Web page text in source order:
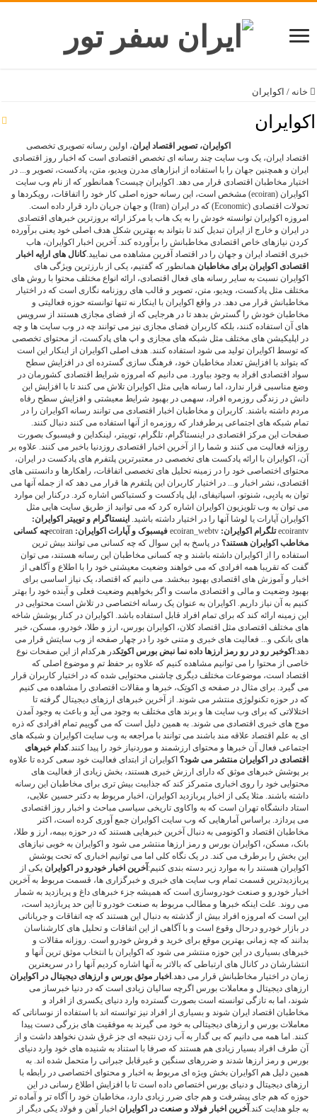
خانه / اکوایران
اکوایران
اکوایران، تصویر اقتصاد ایران، اولین رسانه تصویری تخصصی
اقتصاد ایران، یک وب سایت چند رسانه ای تخصص اقتصادی است که اخبار روز اقتصادی
ایران و همچنین جهان را با استفاده از ابزارهای مدرن ویدیو، متن، پادکست، تصویر و... در
اختیار مخاطبان اقتصادی قرار می دهد. اکوایران چیست؟ همانطور که از نام وب سایت
اکوایران (ecoiran) مشخص است، این رسانه حوزه اصلی کار خود را اتفاقات، رویکردها و
تحولات اقتصادی (Economic) که در ایران (Iran) و جهان جریان دارد قرار داده است.
امروزه اکوایران توانسته خودش را به یک هاب یا مرکز ارائه بروزترین خبرهای اقتصادی
در ایران و خارج از ایران تبدیل کند تا بتواند به بهترین شکل هدف اصلی خود یعنی برآورده
کردن نیازهای خاص اقتصادی مخاطبانش را برآورده کند. آخرین اخبار اکوایران، هاب
خبری اقتصاد ایران و جهان را در اقتصاد آفرین مشاهده می نمایید.کانال های ارایه اخبار
اقتصادی اکوایران برای مخاطبانهمانطور که گفتیم، یکی از بارزترین ویژگی های
اکوایران نسبت به سایر رسانه های فعال اقتصادی، ارائه انواع مختلف محتوا با روش های
مختلف مثل پادکست، ویدیو، متن، تصویر و قالب های روزنامه نگاری است که در اختیار
مخاطبانش قرار می دهد. در واقع اکوایران با اینکار نه تنها توانسته حوزه فعالیتی و
مخاطبان خودش را گسترش بدهد تا در هرجایی که از فضای مجازی هستند از سرویس
های آن استفاده کنند، بلکه کاربران فضای مجازی نیز می توانند چه در وب سایت ها و چه
در اپلیکیشن های مختلف مثل شبکه های مجازی و اپ های پادکست، از محتوای تخصصی
که توسط اکوایران تولید می شود استفاده کنند. هدف اصلی اکوایران از اینکار این است
که بتواند با افزایش تعداد مخاطبان خود، فرهنگ سازی گسترده ای در افزایش سطح
سواد اقتصادی افراد به وجود بیاورد. می دانیم که امروزه شرایط اقتصادی کشورمان در
وضع مناسبی قرار ندارد، اما رسانه هایی مثل اکوایران تلاش می کنند تا با افزایش این
دانش در زندگی روزمره افراد، سهمی در بهبود شرایط معیشتی و افزایش سطح رفاه
مردم داشته باشند. کاربران و مخاطبان اخبار اقتصادی می توانند رسانه اکوایران را در
تمام شبکه های اجتماعی پرطرفدار که روزمره از آنها استفاده می کنند دنبال کنند.
صفحات این مرکز اقتصادی در اینستاگرام، تلگرام، توییتر، لینکداین و فیسبوک بصورت
روزانه فعالیت می کنند و شما را از آخرین اخبار اقتصادی روزدنیا باخبر می کنند. علاوه بر
آن، اکوایران با ارائه پادکست های تخصصی در معتبرترین پلتفرم های پادکست در ایران،
محتوای اختصاصی خود را در زمینه تحلیل های تخصصی اتفاقات، راهکارها و دانستنی های
اقتصادی، نشر اخبار و... در اختیار کاربران این پلتفرم ها قرار می دهد که از جمله آنها می
توان به پادبِی، شنوتو، اسپاتیفای، اپل پادکست و کستباکس اشاره کرد. درکنار این موارد
می توان به وب تلویزیون اکوایران اشاره کرد که می توانید از طریق سایت هایی مثل
اکوایران آپارات یا لوشا آنها را در اختیار داشته باشید. اینستاگرام و توییتر اکوایران:
ecoirantv تلگرام اکوایران: فیسبوک و آپارات اکوایران:
چه کسانی
مخاطب اکوایران هستند؟ در پاسخ به این سوال که چه کسانی می توانند بیش ترین
استفاده را از اکوایران داشته باشند و چه کسانی مخاطبان این رسانه هستند، می توان
گفت که تقریبا همه افرادی که می خواهند وضعیت معیشتی خود را با اطلاع و آگاهی از
اخبار و آموزش های اقتصادی بهبود ببخشد. می دانیم که اقتصاد، یک نیاز اساسی برای
بهبود وضعیت و مالی و اقتصادی ماست و اگر بخواهیم وضعیت فعلی و آینده خود را بهتر
کنیم به آن نیاز داریم. اکوایران به عنوان یک رسانه اختصاصی در تلاش است محتوایی در
این زمینه ارائه کند که برای تمام افراد قابل استفاده باشد. اکوایران در کنار پوشش شاخه
های مختلف اقتصادی مثل اقتصاد کلان، اکوایران بورس، ارز و طلا، خودرو، مسکن، خبر
های بانکی و... فعالیت های خبری و متنی خود را در چهار صفحه از وب سایتش قرار می
دهد: اکوخبر رو در رو رمز ارزها داده نما نبض بورس اکوتِکدر هرکدام از این صفحات نوع
خاصی از محتوا را می توانیم مشاهده کنیم که علاوه بر حفظ تم و موضوع اصلی که
اقتصاد است، موضوعات مختلف دیگری چاشنی محتوایی شده که در اختیار کاربران قرار
می گیرد. برای مثال در صفحه ی اکوتِک، خبرها و مقالات اقتصادی را مشاهده می کنیم
که در حوزه تکنولوژی منتشر می شوند. از آخرین خبرهای ارزهای دیجیتال گرفته تا
اختلالاتی که برای وب سایت ها و برند های مختلف به وجود می آید و باعث به وجود آمدن
موج های خبری اقتصادی می شوند. به همین دلیل است که می گوییم تمام افرادی که ذره
ای به علم اقتصاد علاقه مند باشند می توانند با مراجعه به وب سایت اکوایران و شبکه های
اجتماعی فعال آن خبرها و محتوای ارزشمند و موردنیاز خود را پیدا کنند.کدام خبرهای
اقتصادی در اکوایران منتشر می شود؟ اکوایران از ابتدای فعالیت خود سعی کرده تا علاوه
بر پوشش خبرهای موثق که دارای ارزش خبری هستند، بخش زیادی از فعالیت های
محتوایی خود را روی اخباری متمرکز کند که جذابیت بیش تری برای مخاطبان این رسانه
داشته باشند. مثلا یکی از اخبار پربازدید اکوایران، اخبار مربوط به دکتر حسین علایی،
استاد دانشگاه تهران است که به واکاوی تاریخی سیاسی مباحث و اخبار روز اقتصادی
می پردازد. براساس آمارهایی که وب سایت اکوایران جمع آوری کرده است، اکثر
مخاطبان اقتصاد و اکونومی به دنبال آخرین خبرهایی هستند که در حوزه بیمه، ارز و طلا،
بانک، مسکن، اکوایران بورس و رمز ارزها منتشر می شود و اکوایران به خوبی نیازهای
این بخش را برطرف می کند. در یک نگاه کلی اما می توانیم اخباری که تحت پوشش
اکوایران هستند را به موارد زیر دسته بندی کنیم: آخرین اخبار خودرو در اکوایرانیکی از
پربازدیدترین قسمت تمام وب سایت های خبری و خبرگزاری ها، قسمت مربوط به آخرین
اخبار خودرو و صنعت خودروسازی است که همیشه جزء خبرهای داغ و پربازدید به شمار
می روند. علت اینکه خبرها و مطالب مربوط به صنعت خودرو تا این حد پربازدید است،
این است که امروزه افراد بیش از گذشته به دنبال این هستند که چه اتفاقات و جریاناتی
در بازار خودرو درحال وقوع است و با آگاهی از این اتفاقات و تحلیل های کارشناسان
بدانند که چه زمانی بهترین موقع برای خرید و فروش خودرو است. روزانه مقالات و
خبرهای بسیاری در این حوزه منتشر می شود که اکوایران با انتخاب موثق ترین آنها و
انتشارشان در کانال های ارتباطی که بالاتر به آنها اشاره کردیم آنها را در سریعترین
زمان در اختیار مخاطبانش قرار می دهد. اخبار موثق بورس و ارزهای دیجیتال در اکوایران
ارزهای دیجیتال و معاملات بورس اگرچه سالیان زیادی است که در دنیا خبرساز می
شوند، اما به تازگی توانسته است بصورت گسترده وارد دنیای یکسری از افراد و
مخاطبان اقتصاد ایران شوند و بسیاری از افراد نیز توانسته اند با استفاده از نوساناتی که
معاملات بورس و ارزهای دیجیتالی به خود می گیرند به موفقیت های بزرگی دست پیدا
کنند. اما همه می دانیم که بی گدار به آب زدن نتیجه ای جز غرق شدن نخواهد داشت و از
آن طرف افراد بسیار زیادی هم هستند که صرفا با استناد به شنیده های خود وارد دنیای
بورس و رمز ارزها شدند و ضررهای سنگین و غیرقابل جبرانی را متحمل شده اند. به
همین دلیل هم اکوایران بخش ویژه ای مربوط به اخبار و محتوای اختصاصی در رابطه با
ارزهای دیجیتال و دنیای بورس اختصاص داده است تا با افزایش اطلاع رسانی در این
حوزه که هم جای پیشرفت و هم جای ضرر زیادی دارد، مخاطبان خود را آگاه تر و آماده تر
به جلو هدایت کند. آخرین اخبار فولاد و صنعت در اکوایراناخبار آهن و فولاد یکی دیگر از